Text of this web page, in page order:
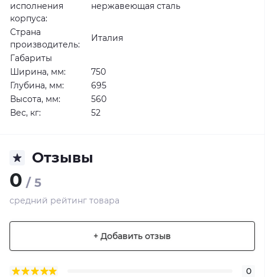
исполнения
корпуса:
нержавеющая сталь
Страна
производитель:
Италия
Габариты
Ширина, мм:
750
Глубина, мм:
695
Высота, мм:
560
Вес, кг:
52
Отзывы
0 / 5
средний рейтинг товара
+ Добавить отзыв
0